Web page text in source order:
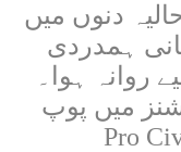
دنوں میں
ہمدردی
روانہ ہوا۔
میں پوپ
Pro